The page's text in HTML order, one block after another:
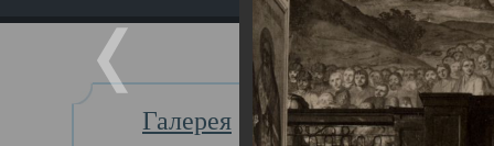
Галерея
Главная